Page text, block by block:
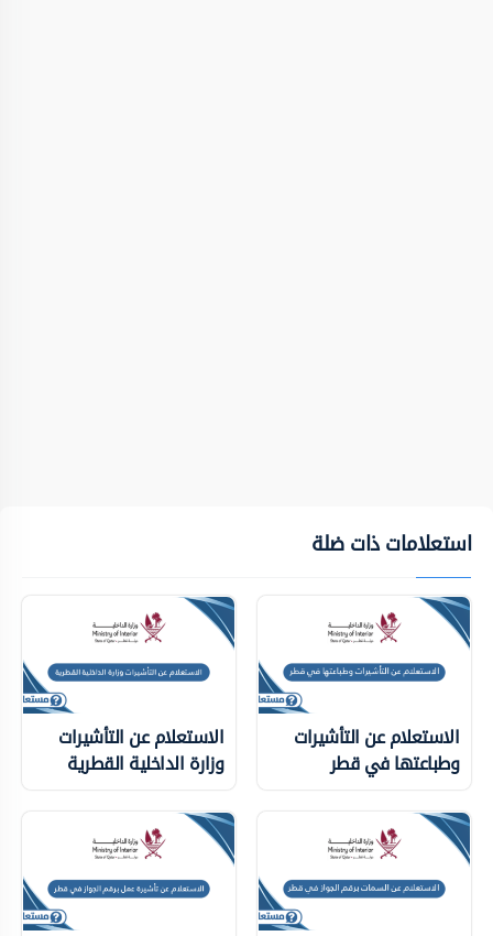
استعلامات ذات ضلة
الاستعلام عن التأشيرات
وطباعتها في قطر
الاستعلام عن التأشيرات
وزارة الداخلية ‏القطرية